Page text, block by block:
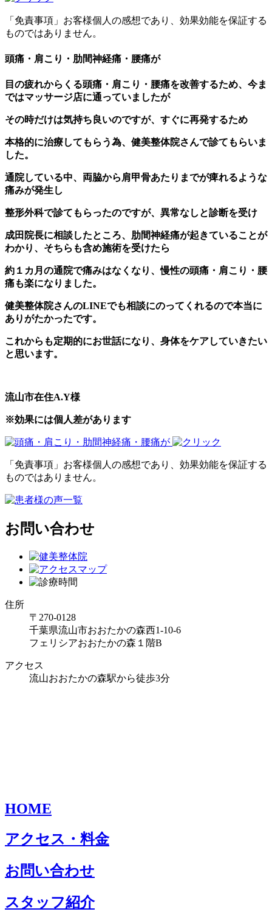
「免責事項」お客様個人の感想であり、効果効能を保証する
ものではありません。
頭痛・肩こり・肋間神経痛・腰痛が
目の疲れからくる頭痛・肩こり・腰痛を改善するため、今ま
ではマッサージ店に通っていましたが
その時だけは気持ち良いのですが、すぐに再発するため
本格的に治療してもらう為、健美整体院さんで診てもらいま
した。
通院している中、両脇から肩甲骨あたりまでが痺れるような
痛みが発生し
整形外科で診てもらったのですが、異常なしと診断を受け
成田院長に相談したところ、肋間神経痛が起きていることが
わかり、そちらも含め施術を受けたら
約１カ月の通院で痛みはなくなり、慢性の頭痛・肩こり・腰
痛も楽になりました。
健美整体院さんのLINEでも相談にのってくれるので本当に
ありがたかったです。
これからも定期的にお世話になり、身体をケアしていきたい
と思います。
流山市在住A.Y様
※効果には個人差があります
「免責事項」お客様個人の感想であり、効果効能を保証する
ものではありません。
お問い合わせ
住所
〒270-0128
千葉県流山市おおたかの森西1-10-6
フェリシアおおたかの森１階B
アクセス
流山おおたかの森駅から徒歩3分
HOME
アクセス・料金
お問い合わせ
スタッフ紹介